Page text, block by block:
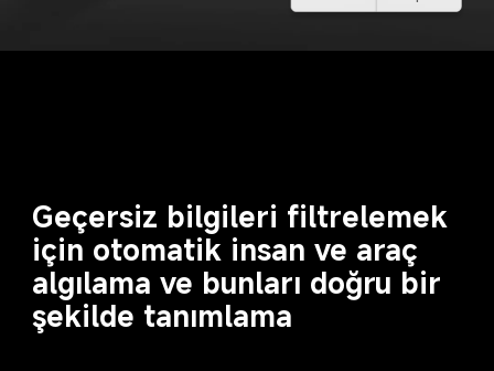
Geçersiz bilgileri filtrelemek
için otomatik insan ve araç
algılama ve bunları doğru bir
şekilde tanımlama